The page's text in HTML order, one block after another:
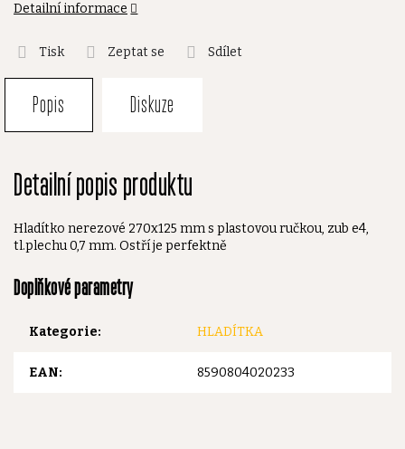
Detailní informace
Tisk Zeptat se Sdílet
Popis Diskuze
Detailní popis produktu
Hladítko nerezové 270x125 mm s plastovou ručkou, zub e4,
tl.plechu 0,7 mm. Ostří je perfektně
Doplňkové parametry
Kategorie: HLADÍTKA
EAN: 8590804020233